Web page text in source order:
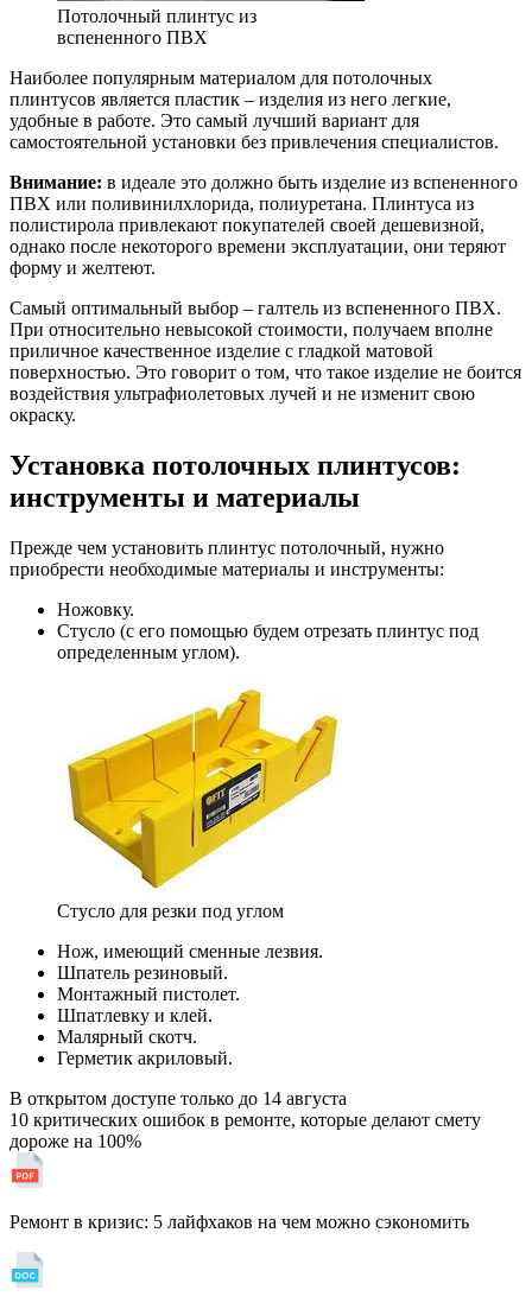
Потолочный плинтус из
вспененного ПВХ
Наиболее популярным материалом для потолочных
плинтусов является пластик – изделия из него легкие,
удобные в работе. Это самый лучший вариант для
самостоятельной установки без привлечения специалистов.
Внимание: в идеале это должно быть изделие из вспененного
ПВХ или поливинилхлорида, полиуретана. Плинтуса из
полистирола привлекают покупателей своей дешевизной,
однако после некоторого времени эксплуатации, они теряют
форму и желтеют.
Самый оптимальный выбор – галтель из вспененного ПВХ.
При относительно невысокой стоимости, получаем вполне
приличное качественное изделие с гладкой матовой
поверхностью. Это говорит о том, что такое изделие не боится
воздействия ультрафиолетовых лучей и не изменит свою
окраску.
Установка потолочных плинтусов:
инструменты и материалы
Прежде чем установить плинтус потолочный, нужно
приобрести необходимые материалы и инструменты:
Ножовку.
Стусло (с его помощью будем отрезать плинтус под
определенным углом).
Стусло для резки под углом
Нож, имеющий сменные лезвия.
Шпатель резиновый.
Монтажный пистолет.
Шпатлевку и клей.
Малярный скотч.
Герметик акриловый.
В открытом доступе только до 14 августа
10 критических ошибок в ремонте, которые делают смету
дороже на 100%
Ремонт в кризис: 5 лайфхаков на чем можно сэкономить